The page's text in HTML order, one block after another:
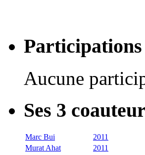
Aucune
Ses 3
Marc Bui
2011
Murat Ahat
2011